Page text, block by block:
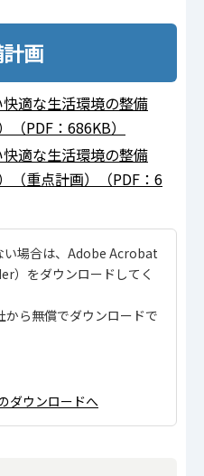
画
適な生活環境の整備
（PDF：686KB）
適な生活環境の整備
（重点計画）（PDF：6
い場合は、Adobe Acrobat
）をダウンロードしてく
ら無償でダウンロードで
ダウンロードへ